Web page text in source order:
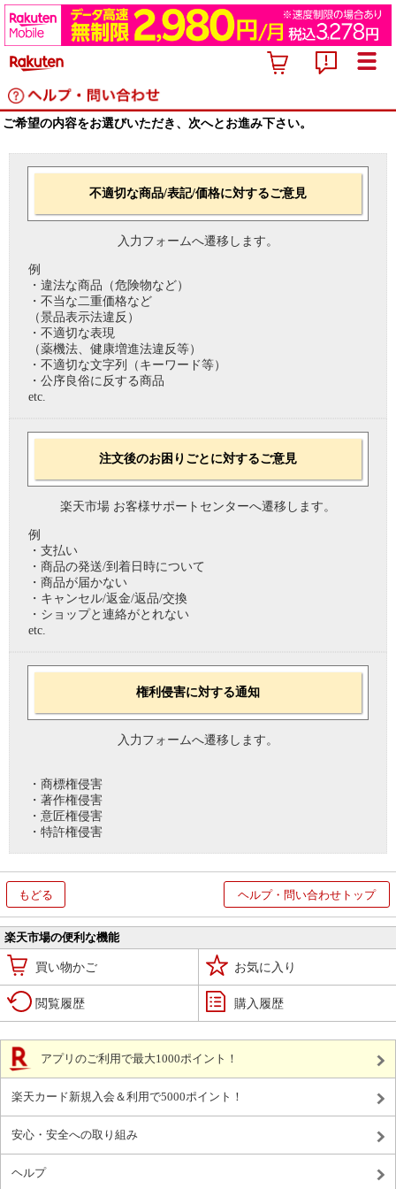
ご希望の内容をお選びいただき、次へとお進み下さい。
不適切な商品/表記/価格に対するご意見
入力フォームへ遷移します。
例
・違法な商品（危険物など）
・不当な二重価格など
（景品表示法違反）
・不適切な表現
（薬機法、健康増進法違反等）
・不適切な文字列（キーワード等）
・公序良俗に反する商品
etc.
注文後のお困りごとに対するご意見
楽天市場 お客様サポートセンターへ遷移します。
例
・支払い
・商品の発送/到着日時について
・商品が届かない
・キャンセル/返金/返品/交換
・ショップと連絡がとれない
etc.
権利侵害に対する通知
入力フォームへ遷移します。
・商標権侵害
・著作権侵害
・意匠権侵害
・特許権侵害
もどる ヘルプ・問い合わせトップ
楽天市場の便利な機能
買い物かご お気に入り
閲覧履歴 購入履歴
アプリのご利用で最大1000ポイント！
楽天カード新規入会＆利用で5000ポイント！
安心・安全への取り組み
ヘルプ